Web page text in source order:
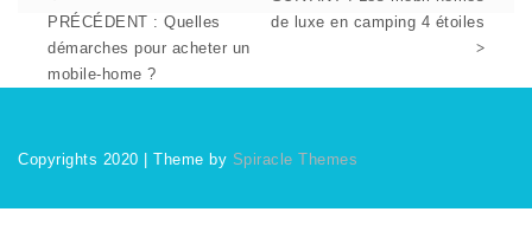
PRÉCÉDENT : Quelles
démarches pour acheter un
mobile-home ?
de luxe en camping 4 étoiles
Copyrights 2020 | Theme by Spiracle Themes